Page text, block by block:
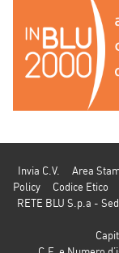
Invia C.V. Area
Policy
Codice Etico
RETE BLU S.p.a -